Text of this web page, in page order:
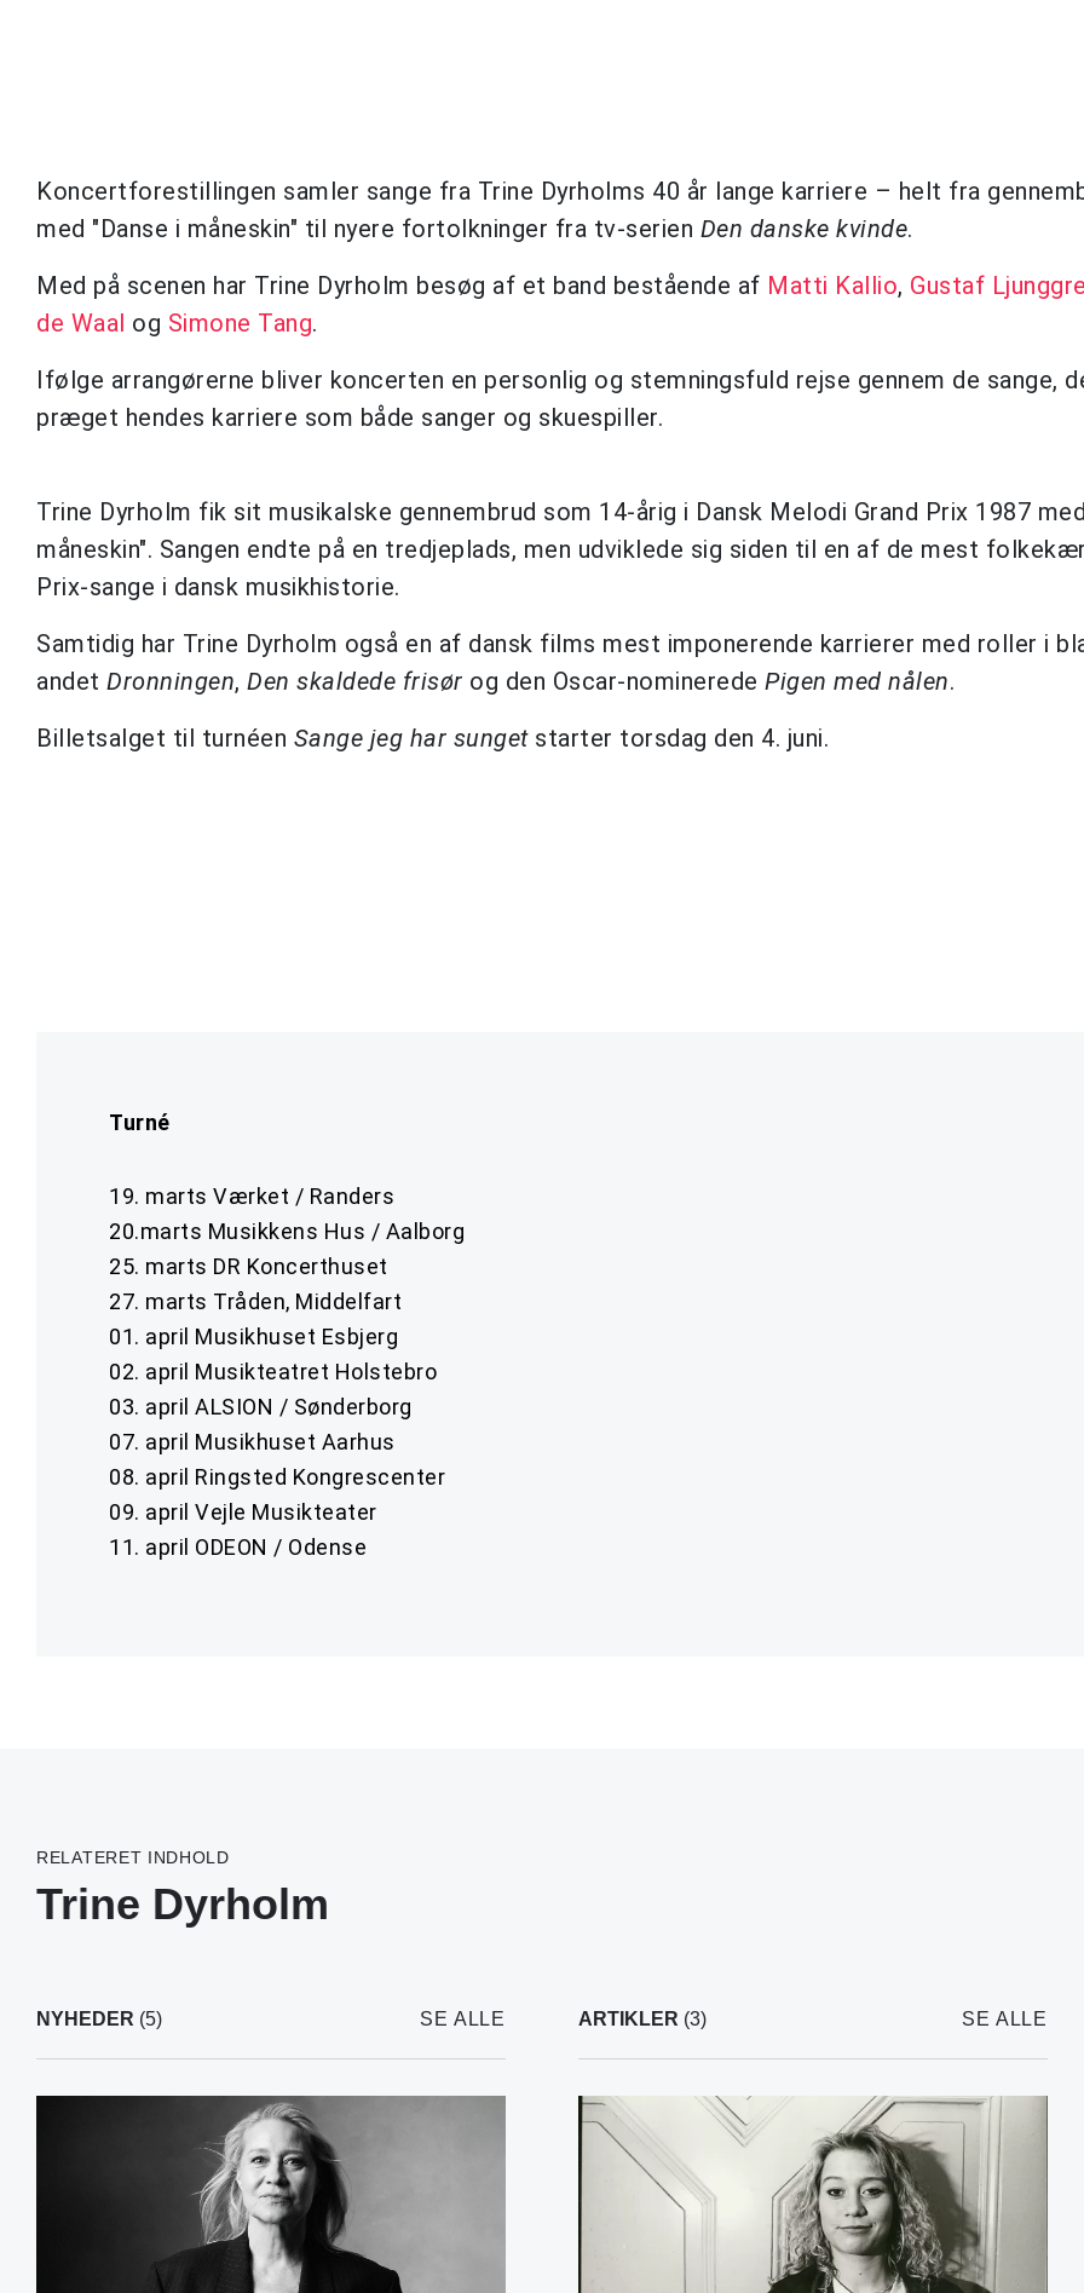
Koncertforestillingen samler sange fra Trine Dyrholms 40 år lange karriere – helt fra
med "Danse i måneskin" til nyere fortolkninger fra tv-serien Den danske kvinde.
Med på scenen har Trine Dyrholm besøg af et band bestående af Matti Kallio, Gustaf
de Waal og Simone Tang.
Ifølge arrangørerne bliver koncerten en personlig og stemningsfuld rejse gennem de sange,
præget hendes karriere som både sanger og skuespiller.
Trine Dyrholm fik sit musikalske gennembrud som 14-årig i Dansk Melodi Grand Prix 1987
måneskin". Sangen endte på en tredjeplads, men udviklede sig siden til en af de mest
Prix-sange i dansk musikhistorie.
Samtidig har Trine Dyrholm også en af dansk films mest imponerende karrierer med roller i
andet Dronningen, Den skaldede frisør og den Oscar-nominerede Pigen med nålen.
Billetsalget til turnéen Sange jeg har sungetstarter torsdag den 4. juni.
Turné
19. marts Værket / Randers
20.marts Musikkens Hus / Aalborg
25. marts DR Koncerthuset
27. marts Tråden, Middelfart
01. april Musikhuset Esbjerg
02. april Musikteatret Holstebro
03. april ALSION / Sønderborg
07. april Musikhuset Aarhus
08. april Ringsted Kongrescenter
09. april Vejle Musikteater
11. april ODEON / Odense
RELATERET INDHOLD
Trine Dyrholm
NYHEDER (5) SE ALLE ARTIKLER (3) SE ALLE